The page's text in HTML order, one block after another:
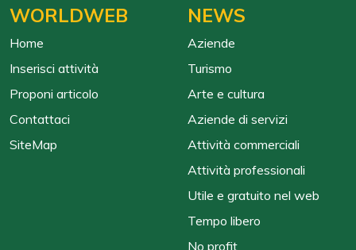
WORLDWEB
Home
Inserisci attività
Proponi articolo
Contattaci
SiteMap
NEWS
Aziende
Turismo
Arte e cultura
Aziende di servizi
Attività commerciali
Attività professionali
Utile e gratuito nel web
Tempo libero
No profit